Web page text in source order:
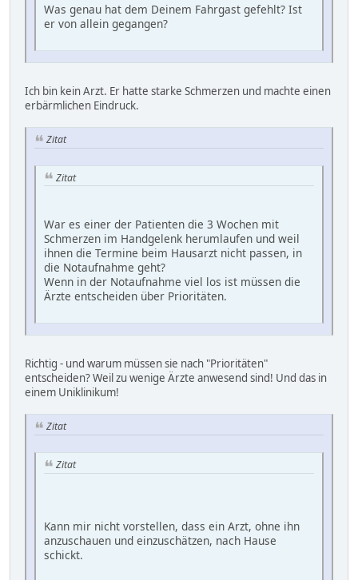
Was genau hat dem Deinem Fahrgast gefehlt? Ist
er von allein gegangen?
Ich bin kein Arzt. Er hatte starke Schmerzen und machte einen
erbärmlichen Eindruck.
Zitat
Zitat
War es einer der Patienten die 3 Wochen mit
Schmerzen im Handgelenk herumlaufen und weil
ihnen die Termine beim Hausarzt nicht passen, in
die Notaufnahme geht?
Wenn in der Notaufnahme viel los ist müssen die
Ärzte entscheiden über Prioritäten.
Richtig - und warum müssen sie nach "Prioritäten"
entscheiden? Weil zu wenige Ärzte anwesend sind! Und das in
einem Uniklinikum!
Zitat
Zitat
Kann mir nicht vorstellen, dass ein Arzt, ohne ihn
anzuschauen und einzuschätzen, nach Hause
schickt.